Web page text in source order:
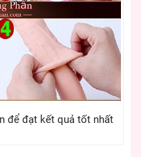
để đạt kết quả tốt nhất